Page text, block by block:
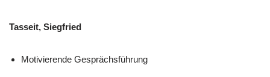
Tasseit, Siegfried
Motivierende Gesprächsführung